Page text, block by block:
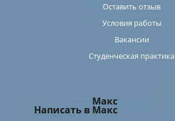
Оставить отзыв
Условия работы
Вакансии
Студенческая практика
Макс
Написать в Макс